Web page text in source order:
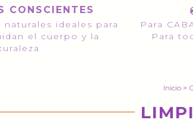
CONSCIENTES
ideales para
el cuerpo y la
Para
Para
Inicio >